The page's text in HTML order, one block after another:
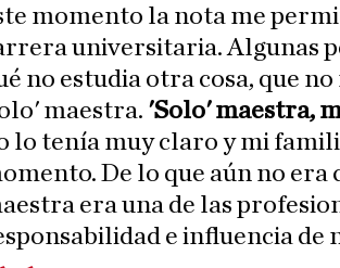
momento la nota me
universitaria. Algunas
no estudia otra cosa, que
maestra. 'Solo' maestra,
lo tenía muy claro y mi
De lo que aún no era
era una de las
e influencia de